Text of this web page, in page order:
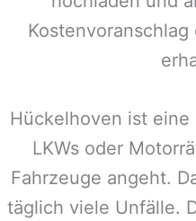
Hückelhoven ist eine
LKWs oder
Fahrzeuge angeht.
täglich viele Unfälle.